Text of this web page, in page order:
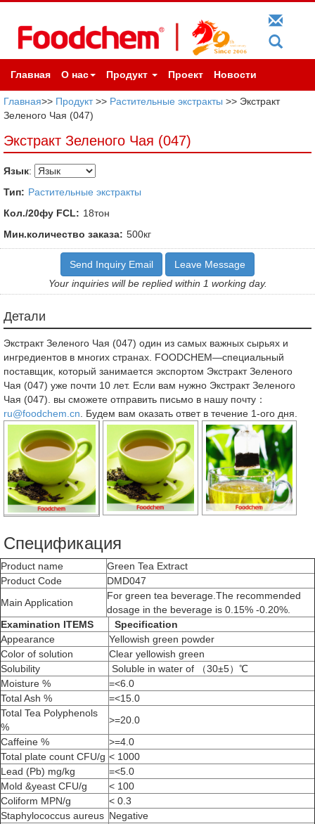
Главная О нас Продукт Проект Новости
Главная>> Продукт>> Растительные экстракты >> Экстракт
Зеленого Чая (047)
Экстракт Зеленого Чая (047)
Язык:
Тип: Растительные экстракты
Кол./20фу FCL: 18тон
Мин.количество заказа: 500кг
Send Inquiry Email
Leave Message
Your inquiries will be replied within 1 working day.
Детали
Экстракт Зеленого Чая (047) один из самых важных сырьях и
ингредиентов в многих странах. FOODCHEM—специальный
поставщик, который занимается экспортом Экстракт Зеленого
Чая (047) уже почти 10 лет. Если вам нужно Экстракт Зеленого
Чая (047). вы сможете отправить письмо в нашу почту：
ru@foodchem.cn . Будем вам оказать ответ в течение 1-ого дня.
Спецификация
Product name
Green Tea Extract
Product Code
DMD047
Main Application
For green tea beverage.The recommended
dosage in the beverage is 0.15% -0.20%.
Examination ITEMS
Specification
Appearance
Yellowish green powder
Color of solution
Clear yellowish green
Solubility
Soluble in water of （30±5）℃
Moisture %
=<6.0
Total Ash %
=<15.0
Total Tea Polyphenols
%
>=20.0
Caffeine %
>=4.0
Total plate count CFU/g < 1000
Lead (Pb) mg/kg
=<5.0
Mold &yeast CFU/g
< 100
Coliform MPN/g
< 0.3
Staphylococcus aureus Negative